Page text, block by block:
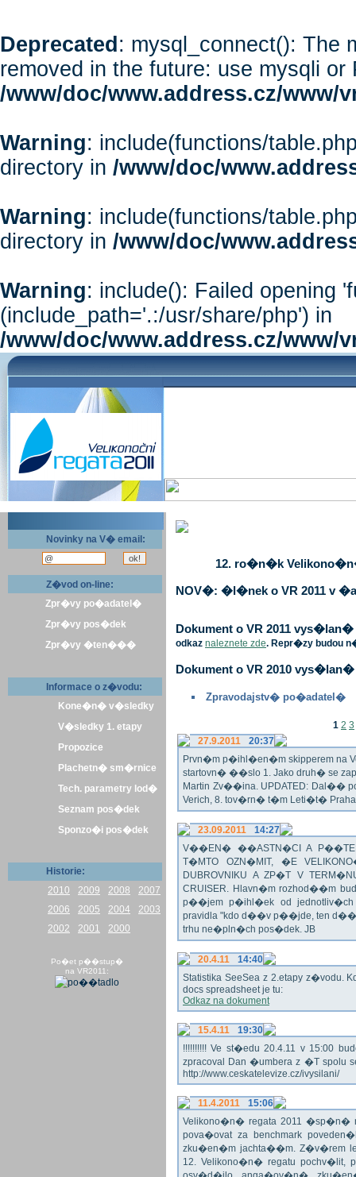
Deprecated : mysql_connect(): The
removed in the future: use mysqli or
/www/doc/www.address.cz/www/
Warning: include(functions/
directory in /www/doc/
Warning: include(functions/
directory in /www/doc/
Warning: include(): Failed opening
(include_path='.:/usr/share/php') in
/www/doc/www.address.cz/www/
Novinky na V� email:
Z�vod on-line:
Zpr�vy po�adatel�
Zpr�vy pos�dek
Zpr�vy �ten���
Informace o z�vodu:
Kone�n� v�sledky
V�sledky 1. etapy
Propozice
Plachetn� sm�rnice
Tech. parametry lod�
Seznam pos�dek
Sponzo�i pos�dek
Historie:
2010
2009 2008
2007
2006
2005 2004
2003
2002
2001 2000
Po�et p��stup�
na VR2011:
12. ro�n�k
NOV�: �l�nek o VR 2011 v
Dokument o VR 2011
odkaz naleznete zde. Repr�zy budou
Dokument o VR 2010
Zpravodajstv� po�adatel�
1 2 3
27.9.2011
20:37
Prvn�m p�ihl�en�m skipperem na
startovn� ��slo 1. Jako druh� se
Martin Zv��ina. UPDATED: Dal��
Verich, 8. tov�rn� t�m Leti�t� Praha
23.09.2011
14:27
V��EN� ��ASTN�CI A
T�MTO OZN�MIT, �E
DUBROVNIKU A ZP�T V
CRUISER. Hlavn�m rozhod��m
p��jem p�ihl�ek od
pravidla "kdo d��v p��jde, ten
trhu ne�pln�ch pos�dek. JB
20.4.11
14:40
Statistika SeeSea z 2.etapy z�vodu.
docs spreadsheet je tu:
Odkaz na dokument
15.4.11
19:30
!!!!!!!!!! Ve st�edu 20.4.11 v 15:00
zpracoval Dan �umbera z �T spolu
http://www.ceskatelevize.cz/ivysilani/
11.4.2011
15:06
Velikono�n� regata 2011 �sp�n�
pova�ovat za benchmark
zku�en�m jachta��m. Z�v�rem
12. Velikono�n� regatu